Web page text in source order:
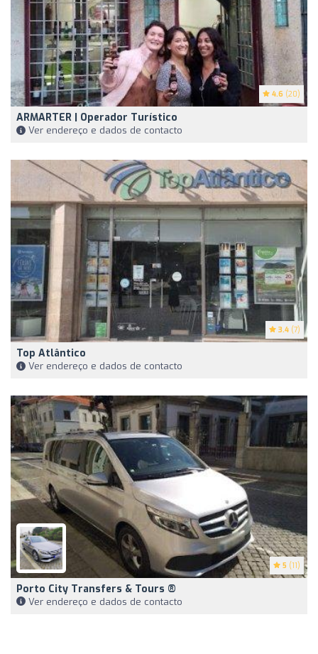
4.6 (20)
ARMARTER | Operador Turístico
Ver endereço e dados de contacto
3.4 (7)
Top Atlântico
Ver endereço e dados de contacto
5 (11)
Porto City Transfers & Tours ®️
Ver endereço e dados de contacto